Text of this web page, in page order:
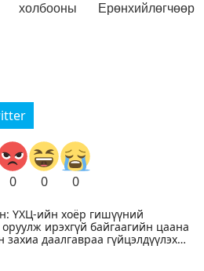
холбооны Ерөнхийлөгчөөр
0 0 0
ҮХЦ-ийн хоёр гишүүний
оруулж ирэхгүй байгаагийн цаана
захиа даалгавраа гүйцэлдүүлэх